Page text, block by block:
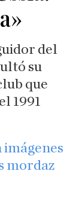
del
su
que
1991
imágenes
mordaz